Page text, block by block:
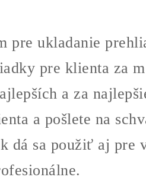
pre ukladanie
pre klienta za
a za
a pošlete na
dá sa použiť aj